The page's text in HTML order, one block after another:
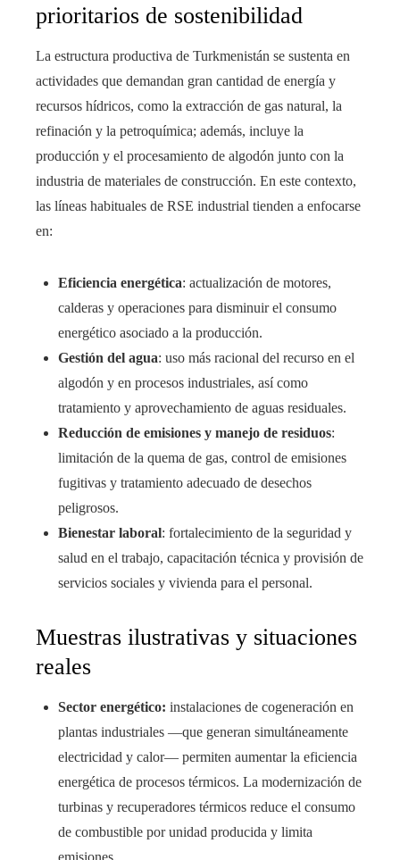
prioritarios de sostenibilidad
La estructura productiva de Turkmenistán se sustenta en
actividades que demandan gran cantidad de energía y
recursos hídricos, como la extracción de gas natural, la
refinación y la petroquímica; además, incluye la
producción y el procesamiento de algodón junto con la
industria de materiales de construcción. En este contexto,
las líneas habituales de RSE industrial tienden a enfocarse
en:
Eficiencia energética: actualización de motores,
calderas y operaciones para disminuir el consumo
energético asociado a la producción.
Gestión del agua: uso más racional del recurso en el
algodón y en procesos industriales, así como
tratamiento y aprovechamiento de aguas residuales.
Reducción de emisiones y manejo de residuos:
limitación de la quema de gas, control de emisiones
fugitivas y tratamiento adecuado de desechos
peligrosos.
Bienestar laboral: fortalecimiento de la seguridad y
salud en el trabajo, capacitación técnica y provisión de
servicios sociales y vivienda para el personal.
Muestras ilustrativas y situaciones
reales
Sector energético: instalaciones de cogeneración en
plantas industriales —que generan simultáneamente
electricidad y calor— permiten aumentar la eficiencia
energética de procesos térmicos. La modernización de
turbinas y recuperadores térmicos reduce el consumo
de combustible por unidad producida y limita
emisiones.